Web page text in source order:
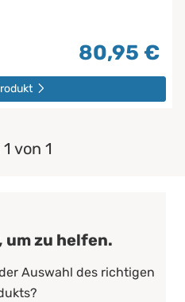
80,95 €
von 1
um zu helfen.
Auswahl des richtigen